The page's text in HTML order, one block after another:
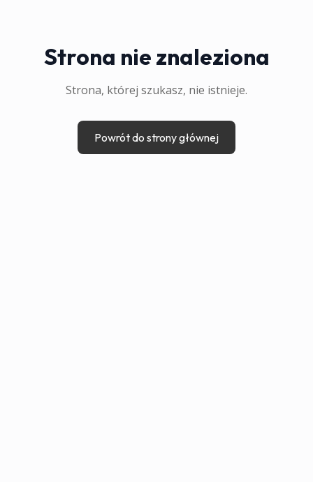
Strona nie znaleziona
Strona, której szukasz, nie istnieje.
Powrót do strony głównej